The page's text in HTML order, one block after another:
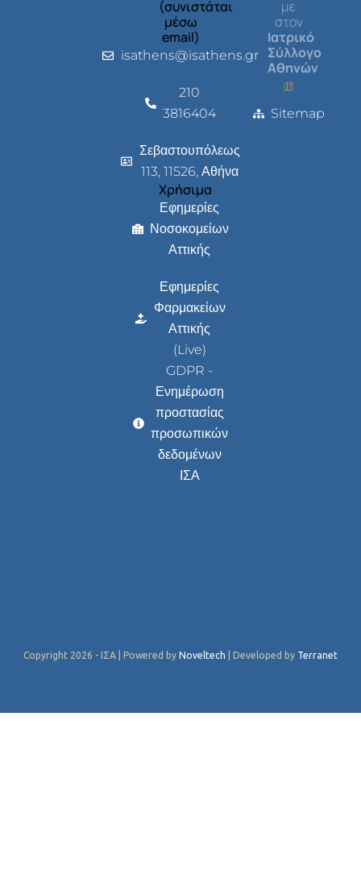
(συνιστάται
μέσω
email)
isathens@isathens.gr
210
3816404
Σεβαστουπόλεως
113, 11526, Αθήνα
Χρήσιμα
Εφημερίες
Νοσοκομείων
Αττικής
Εφημερίες
Φαρμακείων
Αττικής
(Live)
GDPR -
Ενημέρωση
προστασίας
προσωπικών
δεδομένων
ΙΣΑ
με
στον
Ιατρικό
Σύλλογο
Αθηνών
Sitemap
Copyright 2026 - ΙΣΑ | Powered by Noveltech | Developed by Terranet